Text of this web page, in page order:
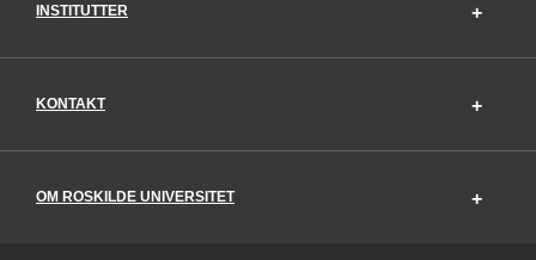
INSTITUTTER
KONTAKT
OM ROSKILDE UNIVERSITET